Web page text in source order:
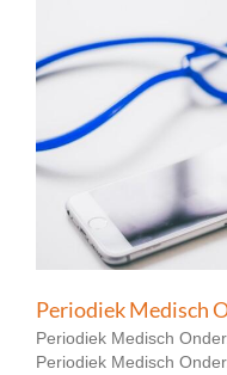
Periodiek Medisch
Periodiek Medisch
Periodiek Medisch